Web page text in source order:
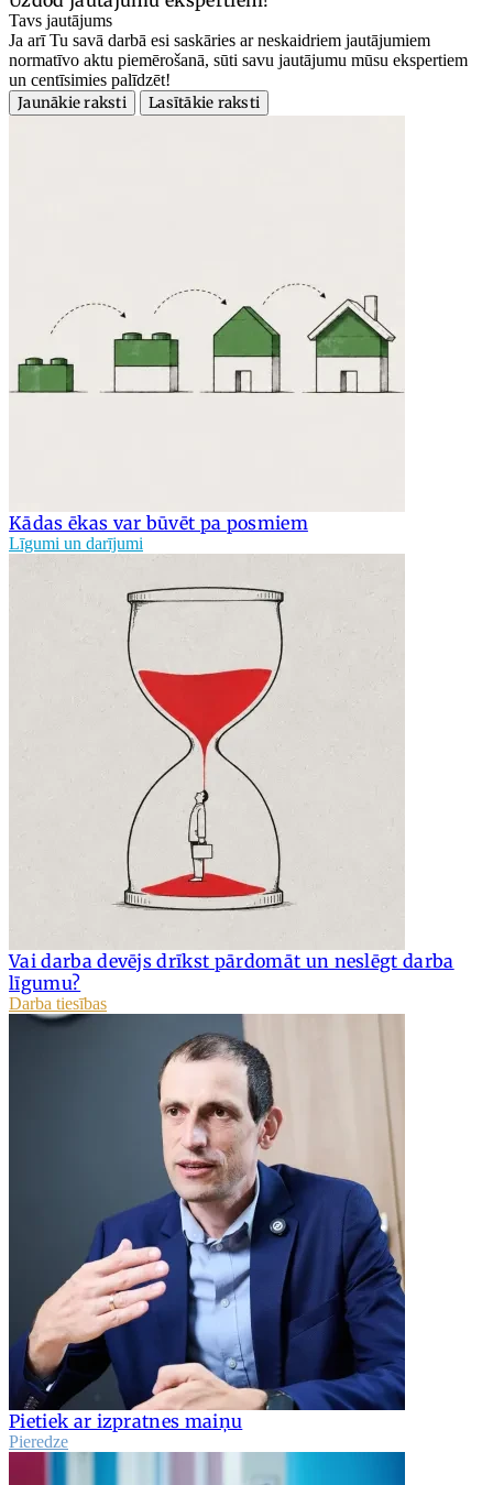
Tavs jautājums
Ja arī Tu savā darbā esi saskāries ar neskaidriem jautājumiem
normatīvo aktu piemērošanā, sūti savu jautājumu mūsu ekspertiem
un centīsimies palīdzēt!
Jaunākie raksti
Lasītākie raksti
Kādas ēkas var būvēt pa posmiem
Līgumi un darījumi
Vai darba devējs drīkst pārdomāt un neslēgt darba
līgumu?
Darba tiesības
Pietiek ar izpratnes maiņu
Pieredze